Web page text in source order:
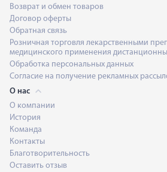
Возврат и обмен товаров
Договор оферты
Обратная связь
Розничная торговля лекарственными
медицинского применения
Обработка персональных данных
Согласие на получение рекламных
О нас
О компании
История
Команда
Контакты
Благотворительность
Оставить отзыв